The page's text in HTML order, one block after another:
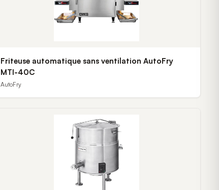
Friteuse automatique sans ventilation AutoFry
MTI-40C
AutoFry